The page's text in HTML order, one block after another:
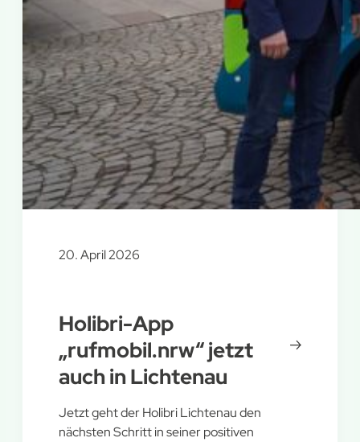
20. April 2026
Holibri-App
„rufmobil.nrw“ jetzt
auch in Lichtenau
Jetzt geht der Holibri Lichtenau den
nächsten Schritt in seiner positiven